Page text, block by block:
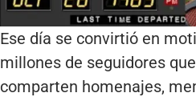
Ese día se convirtió en
millones de seguidores
comparten homenajes,